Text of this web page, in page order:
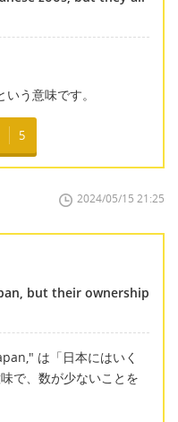
う意味です。
5
2024/05/15 21:25
but their ownership
は「日本にはいく
で、数が少ないことを